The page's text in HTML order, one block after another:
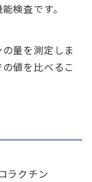
検査です。
量を測定しま
値を比べるこ
ラクチン